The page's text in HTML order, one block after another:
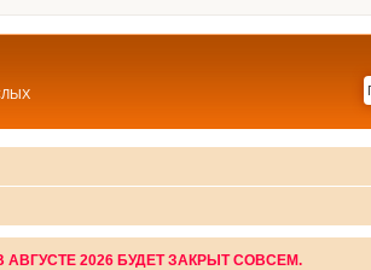
2026 БУДЕТ ЗАКРЫТ СОВСЕМ.